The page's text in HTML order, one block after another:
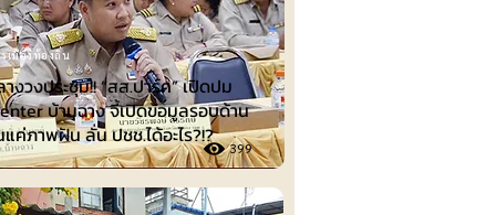
งวงประชุม!! “สส.ปาร์ค” เปิดปม
บ้านฉาง จี้เปิดข้อมูลรอบด้าน
ค่ภาพฝัน ลั่น ปชช.ได้อะไร?!?
399
เมืองท้องถิ่น